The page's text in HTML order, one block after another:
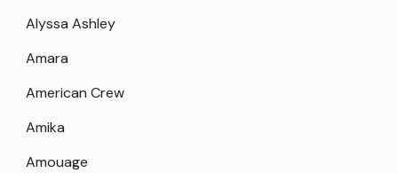
Alyssa Ashley
Amara
American Crew
Amika
Amouage